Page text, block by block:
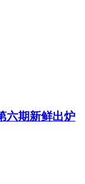
六期新鲜出炉